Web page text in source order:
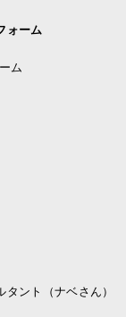
ォーム
ム
ント（ナベさん）